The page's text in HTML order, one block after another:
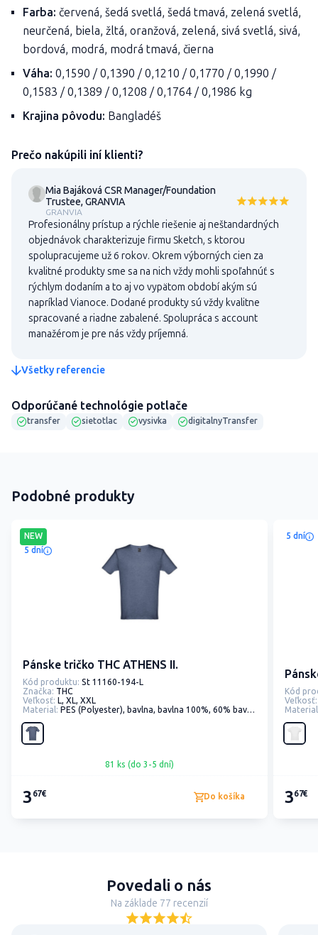
Farba: červená, šedá svetlá, šedá tmavá, zelená svetlá,
neurčená, biela, žltá, oranžová, zelená, sivá svetlá, sivá,
bordová, modrá, modrá tmavá, čierna
Váha: 0,1590 / 0,1390 / 0,1210 / 0,1770 / 0,1990 /
0,1583 / 0,1389 / 0,1208 / 0,1764 / 0,1986 kg
Krajina pôvodu: Bangladéš
Prečo nakúpili iní klienti?
Mia Bajáková CSR Manager/Foundation
Trustee, GRANVIA
GRANVIA
Profesionálny prístup a rýchle riešenie aj neštandardných
objednávok charakterizuje firmu Sketch, s ktorou
spolupracujeme už 6 rokov. Okrem výborných cien za
kvalitné produkty sme sa na nich vždy mohli spoľahnúť s
rýchlym dodaním a to aj vo vypätom období akým sú
napríklad Vianoce. Dodané produkty sú vždy kvalitne
spracované a riadne zabalené. Spolupráca s account
manažérom je pre nás vždy príjemná.
Všetky referencie
Odporúčané technológie potlače
transfer sietotlac vysivka digitalnyTransfer
Podobné produkty
NEW
5 dní
Pánske tričko THC ATHENS II.
Kód produktu: St 11160-194-L
Značka: THC
Veľkosť: L, XL, XXL
Material: PES (Polyester), bavlna, bavlna 100%, 60% bavlna, 40% polyester
81 ks (do 3-5 dní)
3 67€ Do košíka
5 dní
Kód
Veľkosť:
367€
Povedali o nás
Na základe 77 recenzií